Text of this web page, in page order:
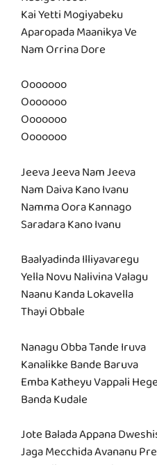
Kai Yetti Mogiyabeku
Aparopada Maanikya Ve
Nam Orrina Dore
Ooooooo
Ooooooo
Ooooooo
Ooooooo
Jeeva Jeeva Nam Jeeva
Nam Daiva Kano Ivanu
Namma Oora Kannago
Saradara Kano Ivanu
Baalyadinda Illiyavaregu
Yella Novu Nalivina Valagu
Naanu Kanda Lokavella
Thayi Obbale
Nanagu Obba Tande Iruva
Kanalikke Bande Baruva
Emba Katheyu Vappali Hege
Banda Kudale
Jote Balada Appana
Jaga Mecchida Avananu